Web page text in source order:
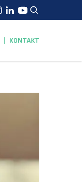
KONTAKT